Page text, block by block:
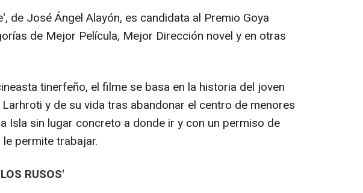
de José Ángel Alayón, es candidata al Premio Goya
de Mejor Película, Mejor Dirección novel y en otras
tinerfeño, el filme se basa en la historia del joven
y de su vida tras abandonar el centro de menores
Isla sin lugar concreto a donde ir y con un permiso de
permite trabajar.
RUSOS'